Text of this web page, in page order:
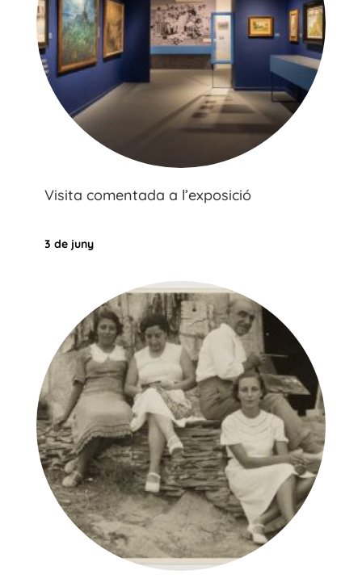
Visita comentada a l’exposició
3 de juny